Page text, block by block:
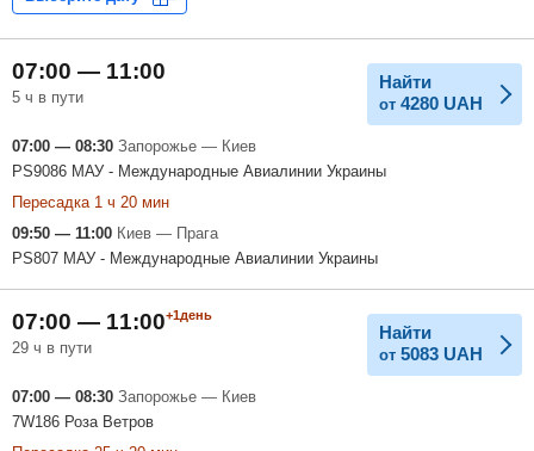
07:00 — 11:00
5 ч в пути
Найти
от 4280 UAH
07:00 — 08:30 Запорожье — Киев
PS9086 МАУ - Международные Авиалинии Украины
Пересадка 1 ч 20 мин
09:50 — 11:00 Киев — Прага
PS807 МАУ - Международные Авиалинии Украины
07:00 — 11:00+1день
29 ч в пути
Найти
от 5083 UAH
07:00 — 08:30 Запорожье — Киев
7W186 Роза Ветров